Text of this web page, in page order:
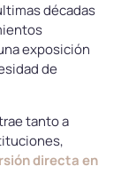
décadas
exposición
de
tanto a
directa en